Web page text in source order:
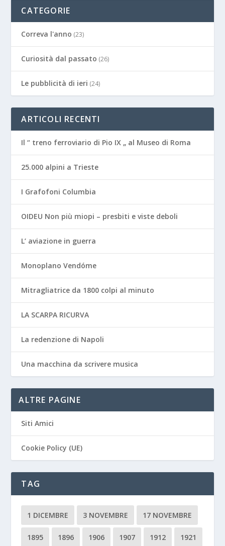
CATEGORIE
Correva l'anno (23)
Curiosità dal passato (26)
Le pubblicità di ieri (24)
ARTICOLI RECENTI
Il “ treno ferroviario di Pio IX „ al Museo di Roma
25.000 alpini a Trieste
I Grafofoni Columbia
OIDEU Non più miopi – presbiti e viste deboli
L’ aviazione in guerra
Monoplano Vendóme
Mitragliatrice da 1800 colpi al minuto
LA SCARPA RICURVA
La redenzione di Napoli
Una macchina da scrivere musica
ALTRE PAGINE
Siti Amici
Cookie Policy (UE)
TAG
1 DICEMBRE 3 NOVEMBRE 17 NOVEMBRE
1895 1896 1906 1907 1912 1921